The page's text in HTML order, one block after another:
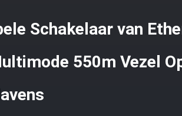
Schakelaar van
550m Vezel